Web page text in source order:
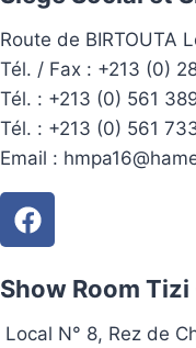
Route de BIRTOUTA
Tél. / Fax : +213 (0)
Tél. : +213 (0) 561
Tél. : +213 (0) 561
Email :
Show Room
Local N° 8, Rez de